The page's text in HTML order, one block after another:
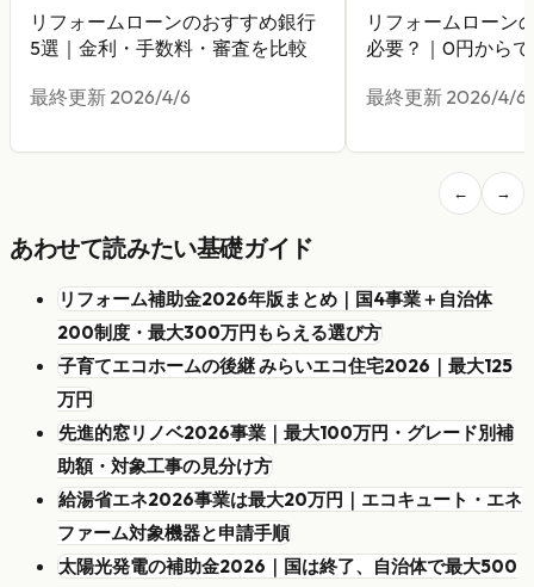
リフォームローンのおすすめ銀行
5選｜金利・手数料・審査を比較
最終更新 2026/4/6
リフォームローン
必要？｜0円から
最終更新 2026/4/6
← →
あわせて読みたい基礎ガイド
リフォーム補助金2026年版まとめ｜国4事業＋自治体
200制度・最大300万円もらえる選び方
子育てエコホームの後継 みらいエコ住宅2026｜最大125
万円
先進的窓リノベ2026事業｜最大100万円・グレード別補
助額・対象工事の見分け方
給湯省エネ2026事業は最大20万円｜エコキュート・エネ
ファーム対象機器と申請手順
太陽光発電の補助金2026｜国は終了、自治体で最大500